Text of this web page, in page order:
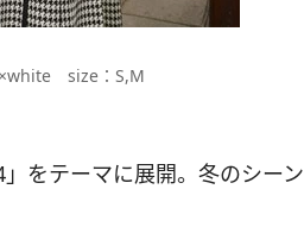
size：S,M
」をテーマに展開。冬のシーン